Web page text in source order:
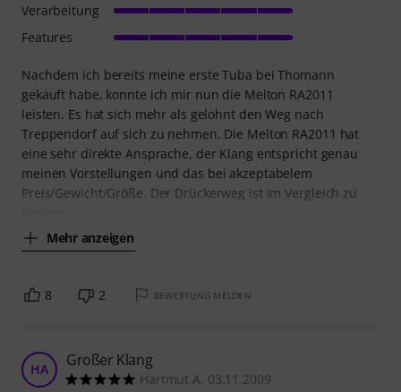
Nachdem ich bereits meine erste Tuba bei Thomann
gekauft habe, konnte ich mir nun die Melton RA2011
leisten. Es hat sich mehr als gelohnt den Weg nach
Treppendorf auf sich zu nehmen. Die Melton RA2011 hat
eine sehr direkte Ansprache, der Klang entspricht genau
meinen Vorstellungen und das bei akzeptabelem
Preis/Gewicht/Größe. Der Drückerweg ist im Vergleich zu
Mehr anzeigen
Verarbeitung
Features
8 2 BEWERTUNG MELDEN
HA Großer Klang
Hartmut A. 03.11.2009